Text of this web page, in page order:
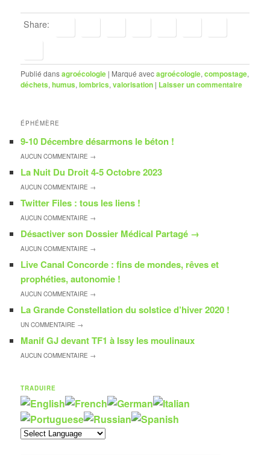
Share:
Publié dansagroécologie | Marqué avecagroécologie,compostage,
déchets,humus,lombrics,valorisation | Laisser un commentaire
ÉPHÉMÈRE
9-10 Décembre désarmons le béton !
AUCUNCOMMENTAIRE →
La Nuit Du Droit 4-5 Octobre 2023
AUCUNCOMMENTAIRE →
Twitter Files : tous les liens !
AUCUNCOMMENTAIRE →
Désactiver son Dossier Médical Partagé →
AUCUNCOMMENTAIRE →
Live Canal Concorde : fins de mondes, rêves et
prophéties, autonomie !
AUCUNCOMMENTAIRE →
La Grande Constellation du solstice d’hiver 2020 !
UNCOMMENTAIRE →
Manif GJ devant TF1 à Issy les moulinaux
AUCUNCOMMENTAIRE →
TRADUIRE